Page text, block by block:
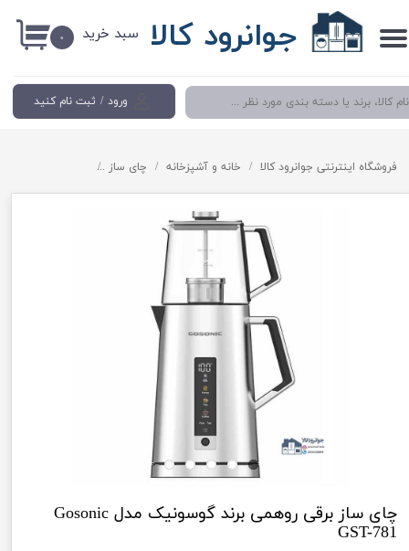
جوانرود کالا
ورود / ثبت نام کنید
حساب کاربری من
تغییر گذر واژه
سفارشات
خروج از حساب کاربری
۰ سبد خرید
فروشگاه اینترنتی جوانرود کالا خانه و آشپزخانه چای ساز
چای ساز برقی روهمی برند گوسونیک مدل Gosonic
GST-781